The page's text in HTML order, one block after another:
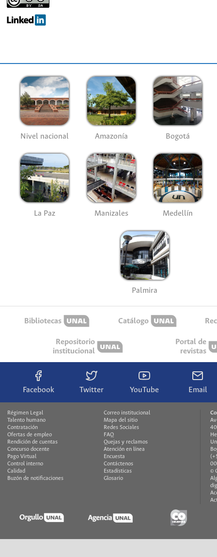
Nivel nacional Amazonía Bogotá
La Paz Manizales Medellín
Palmira
Bibliotecas Catálogo
Repositorio
institucional
Portal de
revistas
Facebook Twitter YouTube Email
Régimen Legal
Talento humano
Contratación
Ofertas de empleo
Rendición de cuentas
Concurso docente
Pago Virtual
Control interno
Calidad
Buzón de notificaciones
Correo institucional
Mapa del sitio
Redes Sociales
FAQ
Quejas y reclamos
Atención en línea
Encuesta
Contáctenos
Estadísticas
Glosario
©